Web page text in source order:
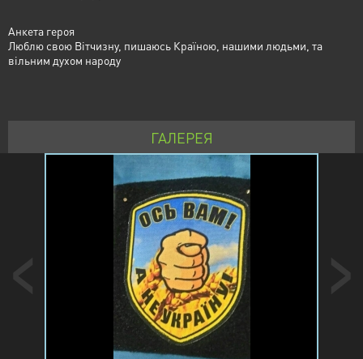
Анкета героя
Люблю свою Вітчизну, пишаюсь Країною, нашими людьми, та
вільним духом народу
ГАЛЕРЕЯ